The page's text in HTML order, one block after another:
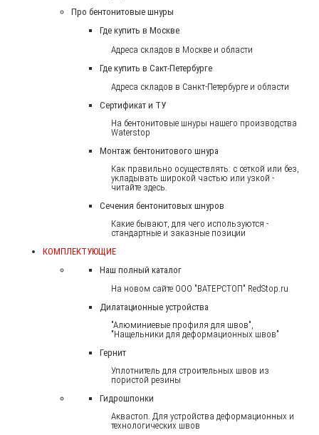
Про бентонитовые шнуры
Где купить в Москве
Адреса складов в Москве и области
Где купить в Сакт-Петербурге
Адреса складов в Санкт-Петербурге и области
Сертификат и ТУ
На бентонитовые шнуры нашего производства
Waterstop
Монтаж бентонитового шнура
Как правильно осуществлять: с сеткой или без,
укладывать широкой частью или узкой -
читайте здесь.
Сечения бентонитовых шнуров
Какие бывают, для чего используются -
стандартные и заказные позиции
КОМПЛЕКТУЮЩИЕ
Наш полный каталог
На новом сайте ООО "ВАТЕРСТОП" RedStop.ru
Дилатационные устройства
"Алюминиевые профиля для швов",
"Нащельники для деформационных швов"
Гернит
Уплотнитель для строительных швов из
пористой резины
Гидрошпонки
Аквастоп. Для устройства деформационных и
технологических швов